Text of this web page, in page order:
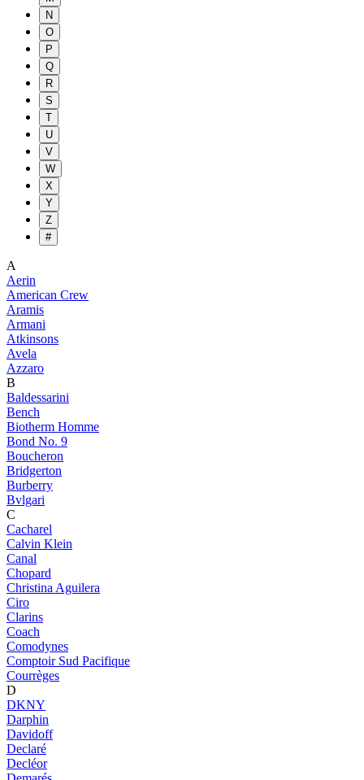
N
O
P
Q
R
S
T
U
V
W
X
Y
Z
#
A
Aerin
American Crew
Aramis
Armani
Atkinsons
Avela
Azzaro
B
Baldessarini
Bench
Biotherm Homme
Bond No. 9
Boucheron
Bridgerton
Burberry
Bvlgari
C
Cacharel
Calvin Klein
Canal
Chopard
Christina Aguilera
Ciro
Clarins
Coach
Comodynes
Comptoir Sud Pacifique
Courrèges
D
DKNY
Darphin
Davidoff
Declaré
Decléor